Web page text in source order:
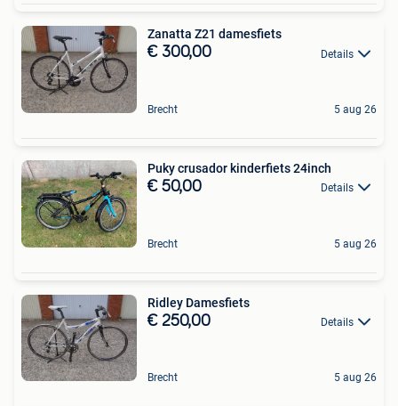
Zanatta Z21 damesfiets
€ 300,00 Details
Brecht 5 aug 26
Puky crusador kinderfiets 24inch
€ 50,00 Details
Brecht 5 aug 26
Ridley Damesfiets
€ 250,00 Details
Brecht 5 aug 26